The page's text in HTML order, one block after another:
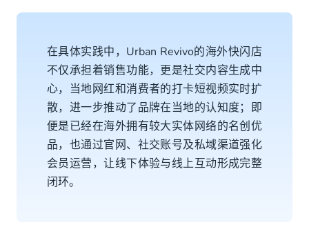
在具体实践中，Urban Revivo的海外快闪店
不仅承担着销售功能，更是社交内容生成中
心，当地网红和消费者的打卡短视频实时扩
散，进一步推动了品牌在当地的认知度；即
便是已经在海外拥有较大实体网络的名创优
品，也通过官网、社交账号及私域渠道强化
会员运营，让线下体验与线上互动形成完整
闭环。